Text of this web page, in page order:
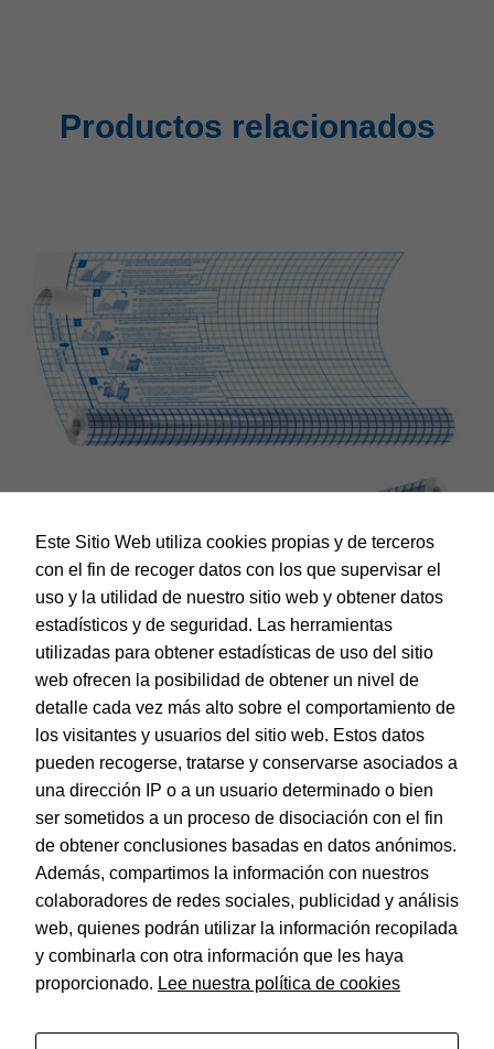
Productos relacionados
Dohe – Forralibro autoadhesivo – 80 micras – 50 x 150 cm
EAN:8421938914382
© Dohe - Camino de Madrid, 14
28970 • Humanes de Madrid (Madrid)
ESPAÑA
Este Sitio Web utiliza cookies propias y de terceros
con el fin de recoger datos con los que supervisar el
uso y la utilidad de nuestro sitio web y obtener datos
estadísticos y de seguridad. Las herramientas
utilizadas para obtener estadísticas de uso del sitio
web ofrecen la posibilidad de obtener un nivel de
detalle cada vez más alto sobre el comportamiento de
los visitantes y usuarios del sitio web. Estos datos
pueden recogerse, tratarse y conservarse asociados a
una dirección IP o a un usuario determinado o bien
ser sometidos a un proceso de disociación con el fin
de obtener conclusiones basadas en datos anónimos.
Además, compartimos la información con nuestros
colaboradores de redes sociales, publicidad y análisis
web, quienes podrán utilizar la información recopilada
y combinarla con otra información que les haya
proporcionado. Lee nuestra política de cookies